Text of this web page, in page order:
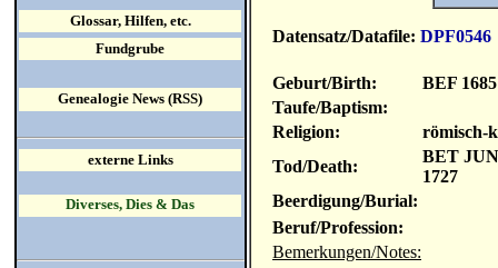
Datensatz/Datafile: DPF0546
Geburt/Birth:
BEF 1685
Taufe/Baptism:
Religion:
römisch-
Tod/Death:
BET
1727
Beerdigung/Burial:
Beruf/Profession:
Bemerkungen/Notes:
Glossar, Hilfen, etc.
Fundgrube
Genealogie News (RSS)
externe Links
Diverses, Dies & Das